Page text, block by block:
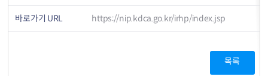
바로가기 URL https://nip.kdca.go.kr/irhp/index.jsp
목록